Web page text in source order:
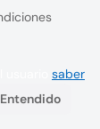
saber
Entendido